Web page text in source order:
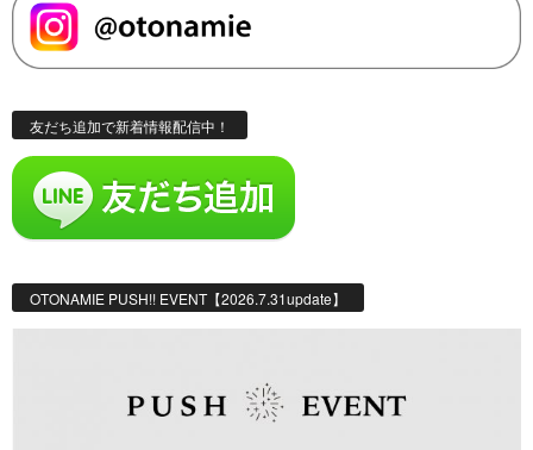
友だち追加で新着情報配信中！
OTONAMIE PUSH!! EVENT【2026.7.31update】